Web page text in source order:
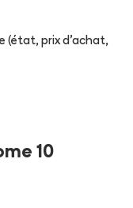
(état, prix d'achat,
10